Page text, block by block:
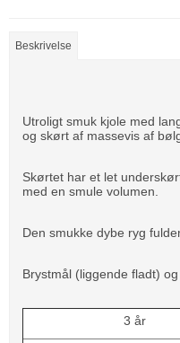
Beskrivelse
Utroligt smuk kjole med
og skørt af massevis af
Skørtet har et let
med en smule volumen.
Den smukke dybe ryg
Brystmål (liggende fladt)
3 år